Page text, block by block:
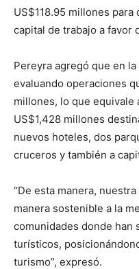
US$118.95 millones
capital de trabajo a favor
Pereyra agregó que en
evaluando operaciones
millones, lo que equivale
US$1,428 millones
nuevos hoteles, dos
cruceros y también a
“De esta manera,
manera sostenible a la
comunidades donde han
turísticos,
turismo”, expresó.